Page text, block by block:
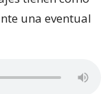
una eventual